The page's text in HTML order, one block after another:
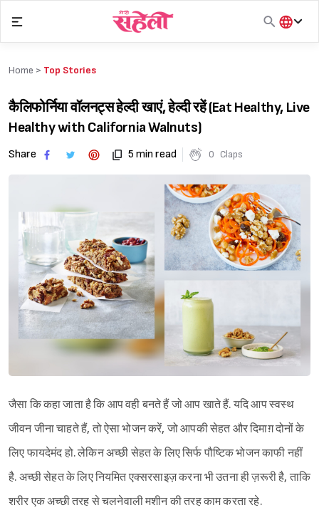
content
हिंदी
Home > Top Stories
कैलिफोर्निया वॉलनट्स हेल्दी खाएं, हेल्दी रहें (Eat Healthy, Live
Healthy with California Walnuts)
Share 5 min read 0 Claps
जैसा कि कहा जाता है कि आप वही बनते हैं जो आप खाते हैं. यदि आप स्वस्थ
जीवन जीना चाहते हैं, तो ऐसा भोजन करें, जो आपकी सेहत और दिमाग़ दोनों के
लिए फायदेमंद हो. लेकिन अच्छी सेहत के लिए सिर्फ पौष्टिक भोजन काफी नहीं
है. अच्छी सेहत के लिए नियमित एक्सरसाइज़ करना भी उतना ही ज़रूरी है, ताकि
शरीर एक अच्छी तरह से चलनेवाली मशीन की तरह काम करता रहे.